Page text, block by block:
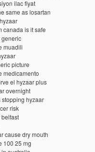
ilac fiyat
same as losartan
canada is it safe
generic
muadili
picture
medicamento
el hyzaar plus
overnight
stopping hyzaar
risk
cause dry mouth
100 25 mg